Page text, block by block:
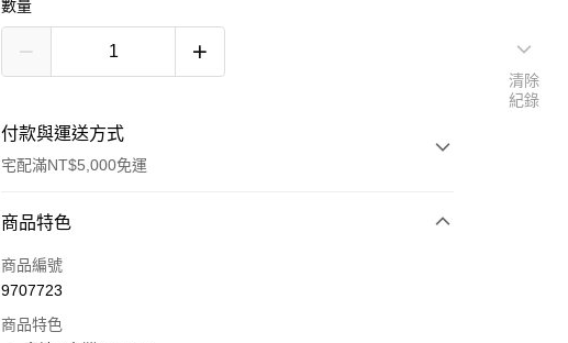
數量
付款與運送方式
宅配滿NT$5,000免運
付款方式
信用卡一次付款
商品特色
商品編號
9707723
商品特色
清除
紀錄